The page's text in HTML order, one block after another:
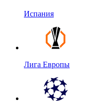
Испания
Лига Европы